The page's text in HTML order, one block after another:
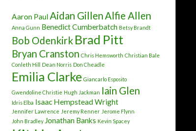
Aaron PaulAidan GillenAlfie Allen
Anna Gunn Benedict Cumberbatch Betsy Brandt
Bob Odenkirk Brad Pitt
Bryan Cranston Chris Hemsworth Christian Bale
Conleth Hill
Dean Norris Don Cheadle
Emilia Clarke Giancarlo Esposito
Gwendoline Christie Hugh Jackman Iain Glen
Idris Elba Isaac Hempstead Wright
Jennifer Lawrence Jeremy Renner Jerome Flynn
John Bradley Jonathan Banks Kevin Spacey